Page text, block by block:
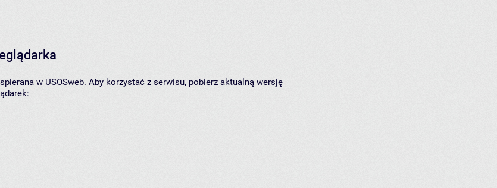
w USOSweb. Aby korzystać z serwisu, pobierz aktualną wersję